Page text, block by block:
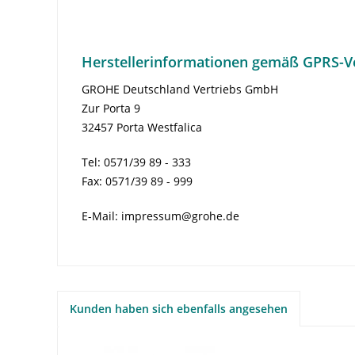
Herstellerinformationen gemäß GPRS-
GROHE Deutschland Vertriebs GmbH
Zur Porta 9
32457 Porta Westfalica
Tel: 0571/39 89 - 333
Fax: 0571/39 89 - 999
E-Mail: impressum@grohe.de
Kunden haben sich ebenfalls angesehen